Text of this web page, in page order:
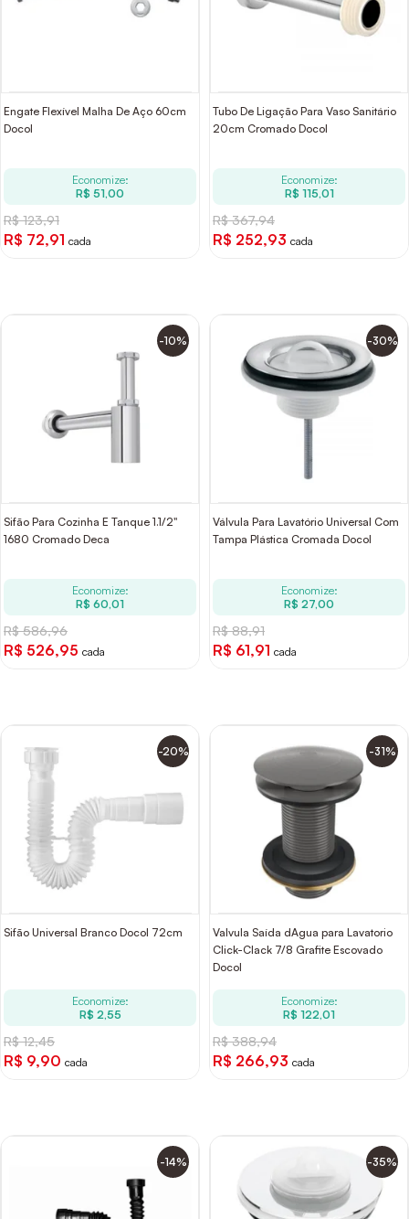
Engate Flexível Malha De Aço 60cm
Docol
Economize:
R$ 51,00
R$ 123,91
R$ 72,91 cada
Tubo De Ligação Para Vaso Sanitário
20cm Cromado Docol
Economize:
R$ 115,01
R$ 367,94
R$ 252,93 cada
-10%
Sifão Para Cozinha E Tanque 1.1/2"
1680 Cromado Deca
Economize:
R$ 60,01
R$ 586,96
R$ 526,95 cada
-30%
Válvula Para Lavatório Universal Com
Tampa Plástica Cromada Docol
Economize:
R$ 27,00
R$ 88,91
R$ 61,91 cada
-20%
Sifão Universal Branco Docol 72cm
Economize:
R$ 2,55
R$ 12,45
R$ 9,90 cada
-31%
Valvula Saída dAgua para Lavatorio
Click-Clack 7/8 Grafite Escovado
Docol
Economize:
R$ 122,01
R$ 388,94
R$ 266,93 cada
-14% -35%